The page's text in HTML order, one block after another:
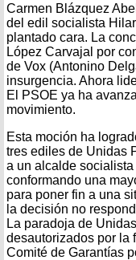
Carmen Blázquez
del edil socialista
plantado cara. La
López Carvajal por
de Vox (Antonino
insurgencia. Ahora
El PSOE ya ha
movimiento.
Esta moción ha
tres ediles de Unidas
a un alcalde
conformando una
para poner fin a una
la decisión no
La paradoja de
desautorizados por la
Comité de Garantías